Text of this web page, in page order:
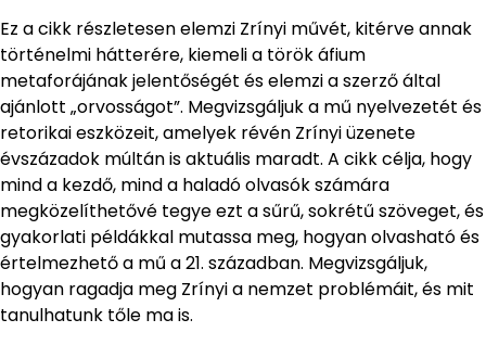
Ez a cikk részletesen elemzi Zrínyi művét, kitérve annak
történelmi hátterére, kiemeli a török áfium
metaforájának jelentőségét és elemzi a szerző által
ajánlott „orvosságot”. Megvizsgáljuk a mű nyelvezetét és
retorikai eszközeit, amelyek révén Zrínyi üzenete
évszázadok múltán is aktuális maradt. A cikk célja, hogy
mind a kezdő, mind a haladó olvasók számára
megközelíthetővé tegye ezt a sűrű, sokrétű szöveget, és
gyakorlati példákkal mutassa meg, hogyan olvasható és
értelmezhető a mű a 21. században. Megvizsgáljuk,
hogyan ragadja meg Zrínyi a nemzet problémáit, és mit
tanulhatunk tőle ma is.